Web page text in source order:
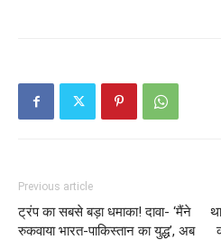
Previous article
ट्रंप का सबसे बड़ा धमाका! दावा- ‘मैंने
रुकवाया भारत-पाकिस्तान का युद्ध’, अब